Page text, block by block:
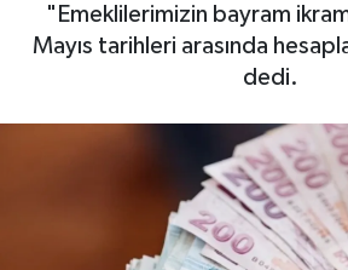
"Emeklilerimizin bayram
Mayıs tarihleri arasında
dedi.
Haber Arşivi